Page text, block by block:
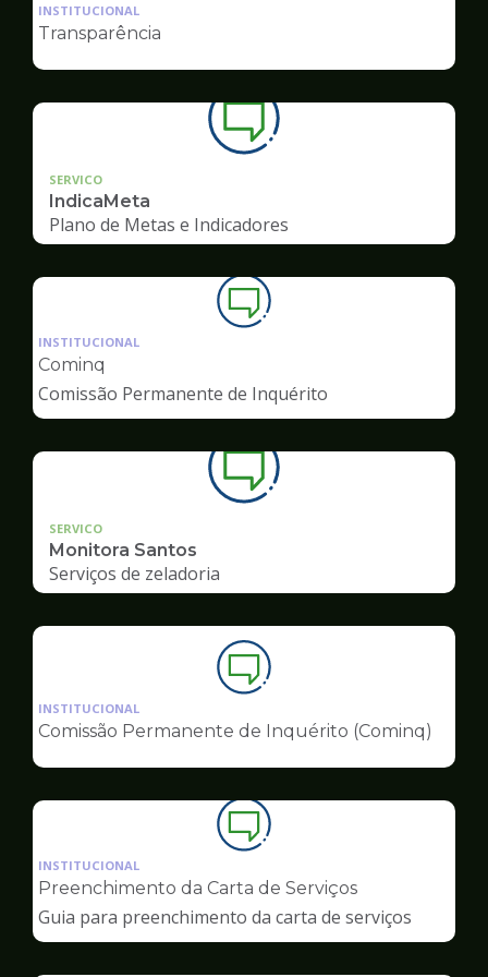
Ouvidoria
INSTITUCIONAL
Transparência
SERVICO
IndicaMeta
Plano de Metas e Indicadores
Ilustração
da
de
Ouvidoria
INSTITUCIONAL
Cominq
Comissão Permanente de Inquérito
SERVICO
Monitora Santos
Serviços de zeladoria
Ilustração
da
pagina
Ouvidoria
INSTITUCIONAL
Comissão Permanente de Inquérito (Cominq)
Ilustração
da
pagina
de
Ouvidoria
INSTITUCIONAL
Preenchimento da Carta de Serviços
Guia para preenchimento da carta de serviços